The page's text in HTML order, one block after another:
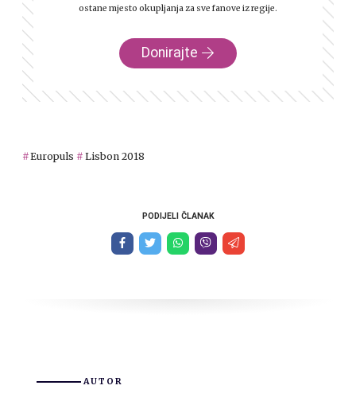
ostane mjesto okupljanja za sve fanove iz regije.
Donirajte
Europuls Lisbon 2018
PODIJELI ČLANAK
AUTOR